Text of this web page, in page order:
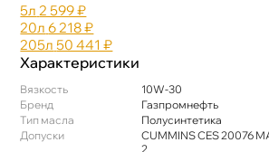
5л 2 599 ₽
20л 6 218 ₽
205л 50 441 ₽
Характеристики
язкость
10W-30
Бренд
Газпромнефть
Тип масла
Полусинтетика
Допуски
CUMMINS CES 20076
2